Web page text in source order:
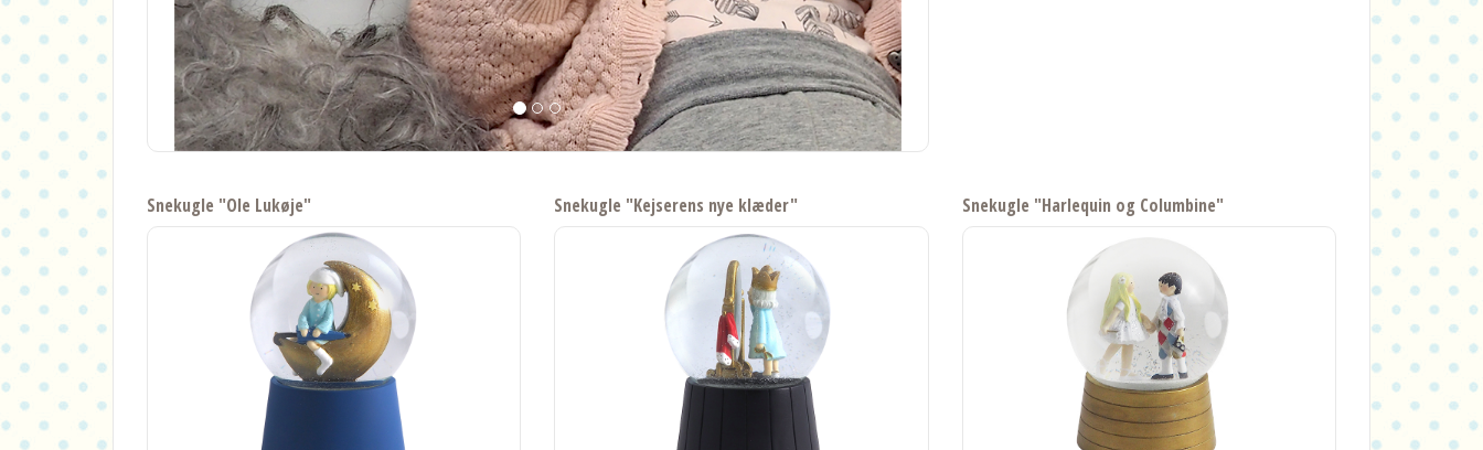
Snekugle "Ole Lukøje" Snekugle "Kejserens nye klæder" Snekugle "Harlequin og Columbine"